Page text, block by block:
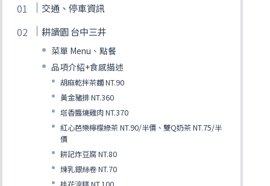
交通、停車資訊
耕讀園 台中三井
菜單 Menu、點餐
品項介紹+食感描述
胡麻乾拌茶麵 NT.90
黃金豬排 NT.360
塔香醬燒雞肉 NT.370
紅心芭樂檸檬綠茶 NT.90/半價、雙Q奶茶 NT.75/半
價
耕記炸豆腐 NT.80
煉乳銀絲卷 NT.70